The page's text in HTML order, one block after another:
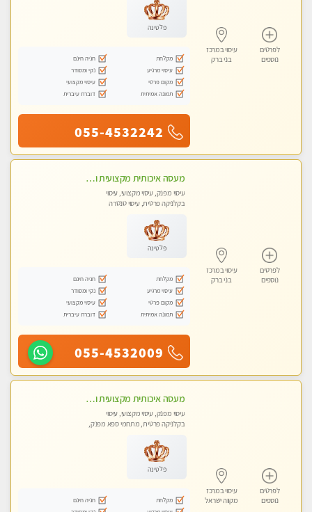
לפרטים
נוספים
עיסוי במרכז
בני ברק
פלטינה
מקלחת
חניה חינם
עיסוי מרגיע
נקי ומסודר
מקום פרטי
עיסוי מקצועי
תמונה אמיתית
דוברת עיברית
055-4532242
לפרטים
נוספים
עיסוי במרכז
בני ברק
מעסה איכותית מקצועית ומפנקת בהרצליה
עיסוי מפנק, עיסוי מקצועי, עיסוי
בקלניקה פרטית, עיסוי טנטרה
פלטינה
מקלחת
חניה חינם
עיסוי מרגיע
נקי ומסודר
מקום פרטי
עיסוי מקצועי
תמונה אמיתית
דוברת עיברית
055-4532009
לפרטים
נוספים
עיסוי במרכז
מקווה ישראל
מעסה איכותית מקצועית ומפנקת מאוד חדשה מעסה צעירה ואלופה לעיסוי מפנק מומלץ מאוד ....פרטי!!
עיסוי מפנק, עיסוי מקצועי, עיסוי
בקלניקה פרטית, מתחמי ספא מפנק,
פלטינה
מקלחת
חניה חינם